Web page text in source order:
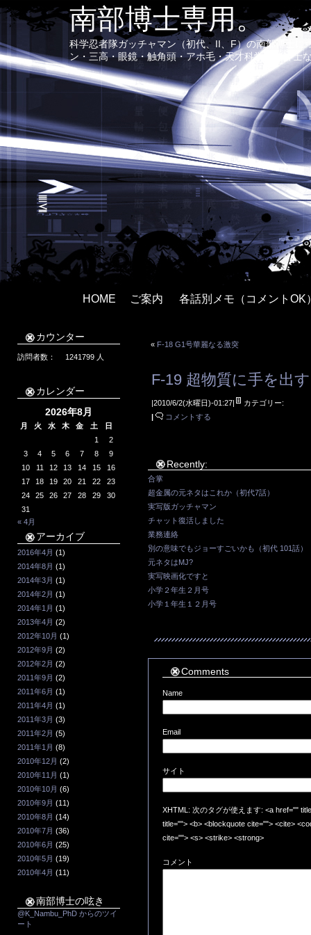
南部博士専用。
科学忍者隊ガッチャマン（初代、II、F）の南部博士
ン・三高・眼鏡・触角頭・アホ毛・天才科学者で紳士
HOME ご案内 各話別メモ（コメントOK
カウンター
訪問者数： 1241799人
カレンダー
2026年8月
月 火 水 木 金 土
日
1
2
3
4 5 6 7 8
9
10
11 12 13 14 15
16
17
18 19 20 21 22
23
24
25 26 27 28 29
30
31
« 4月
アーカイブ
2016年4月 (1)
2014年8月 (1)
2014年3月 (1)
2014年2月 (1)
2014年1月 (1)
2013年4月 (2)
2012年10月 (1)
2012年9月 (2)
2012年2月 (2)
2011年9月 (2)
2011年6月 (1)
2011年4月 (1)
2011年3月 (3)
2011年2月 (5)
2011年1月 (8)
2010年12月 (2)
2010年11月 (1)
2010年10月 (6)
2010年9月 (11)
2010年8月 (14)
2010年7月 (36)
2010年6月 (25)
2010年5月 (19)
2010年4月 (11)
南部博士の呟き
@K_Nambu_PhD からのツイ
ート
« F-18 G1号華麗なる激突
F-19 超物質に手を出
|2010/6/2(水曜日)-01:27|
カテゴリー:
|
コメントする
Recently:
合掌
超金属の元ネタはこれか（初代7話）
実写版ガッチャマン
チャット復活しました
業務連絡
別の意味でもジョーすごいかも（初代 101話）
元ネタはMJ?
実写映画化ですと
小学２年生２月号
小学１年生１２月号
Comments
Name
Email
サイト
XHTML: 次のタグが使えます: <a href=""
title=""> <b> <blockquote cite=""> <cite>
cite=""> <s> <strike> <strong>
コメント